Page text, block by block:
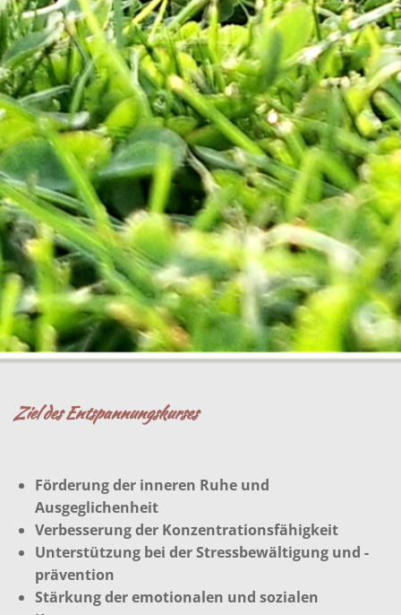
Ziel des Entspannungskurses
Förderung der inneren Ruhe und
Ausgeglichenheit
Verbesserung der Konzentrationsfähigkeit
Unterstützung bei der Stressbewältigung und -
prävention
Stärkung der emotionalen und sozialen